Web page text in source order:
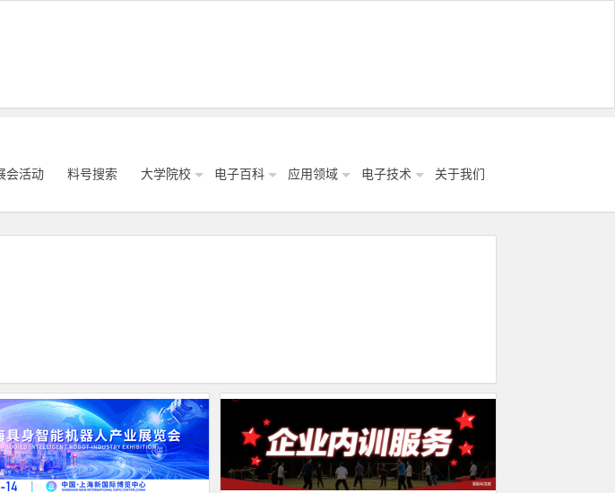
会活动 料号搜索 大学院校 电子百科 应用领域 电子技术 关于我们